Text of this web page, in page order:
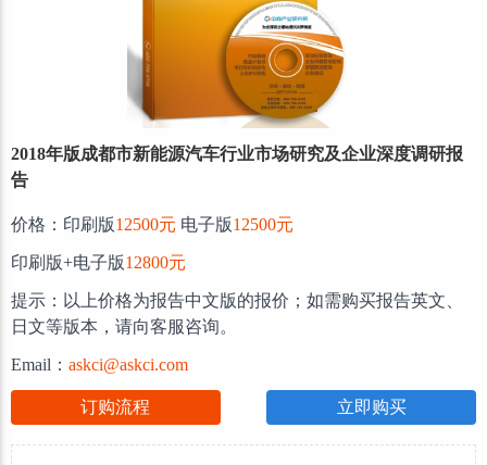
2018年版成都市新能源汽车行业市场研究及企业深度调研报
告
价格：印刷版12500元 电子版12500元
印刷版+电子版12800元
提示：以上价格为报告中文版的报价；如需购买报告英文、
日文等版本，请向客服咨询。
Email： askci@askci.com
订购流程 立即购买